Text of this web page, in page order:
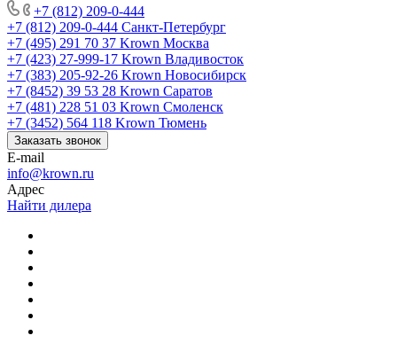
+7 (812) 209-0-444
+7 (812) 209-0-444 Санкт-Петербург
+7 (495) 291 70 37 Krown Москва
+7 (423) 27-999-17 Krown Владивосток
+7 (383) 205-92-26 Krown Новосибирск
+7 (8452) 39 53 28 Krown Саратов
+7 (481) 228 51 03 Krown Смоленск
+7 (3452) 564 118 Krown Тюмень
Заказать звонок
E-mail
info@krown.ru
Адрес
Найти дилера